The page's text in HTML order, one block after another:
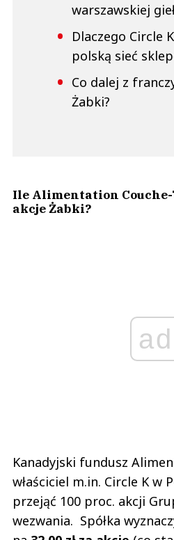
warszawskiej
Dlaczego Circle
polską sieć
Co dalej z
Żabki?
Ile Alimentation Couche-
akcje Żabki?
ad
Kanadyjski fundusz
właściciel m.in. Circle K w
przejąć 100 proc. akcji
wezwania. Spółka